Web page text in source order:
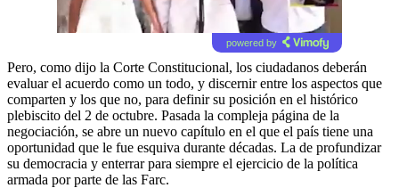
powered by
Pero, como dijo la Corte Constitucional, los ciudadanos deberán
evaluar el acuerdo como un todo, y discernir entre los aspectos que
comparten y los que no, para definir su posición en el histórico
plebiscito del 2 de octubre. Pasada la compleja página de la
negociación, se abre un nuevo capítulo en el que el país tiene una
oportunidad que le fue esquiva durante décadas. La de profundizar
su democracia y enterrar para siempre el ejercicio de la política
armada por parte de las Farc.